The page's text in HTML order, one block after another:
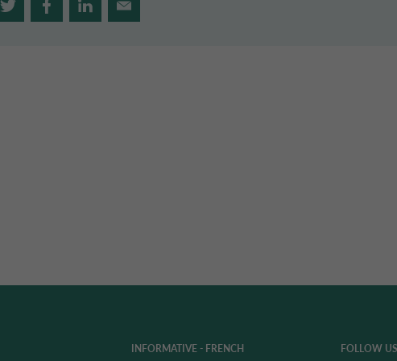
INFORMATIVE - FRENCH FOLLOW